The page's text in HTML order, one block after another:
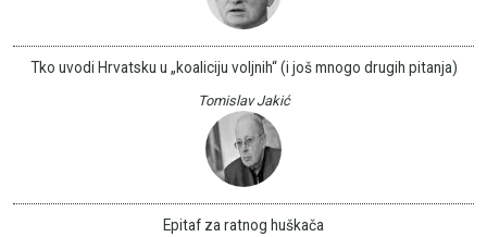
Tko uvodi Hrvatsku u „koaliciju voljnih“ (i još mnogo drugih pitanja)
Tomislav Jakić
Epitaf za ratnog huškača